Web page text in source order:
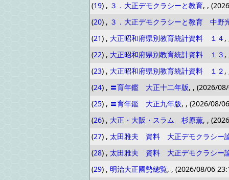
(19) , ３．大正デモクラシーと教育, ,
(20) , ３．大正デモクラシーと教育 中野
(21) , 大正昭和府県別教育統計資料 １４ ,
(22) , 大正昭和府県別教育統計資料 １３ ,
(23) , 大正昭和府県別教育統計資料 １２ ,
(24) , 〓育年鑑 大正十二年版, , (2026/
(25) , 〓育年鑑 大正九年版, , (2026/08/
(26) , 大正・大阪・スラム 杉原薫, ,
(27) , 太田雅夫 資料 大正デモクラシー
(28) , 太田雅夫 資料 大正デモクラシー
(29) , 明治大正國勢總覧, , (2026/08/06